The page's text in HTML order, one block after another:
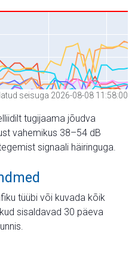
seisuga 2026-08-08 11:58:00
tugijaama jõudva
vahemikus 38–54 dB
signaali häiringuga.
tüübi või kuvada kõik
sisaldavad 30 päeva